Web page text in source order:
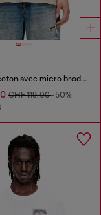
T-shirt en coton avec micro broderie
CHF 119,00-50%